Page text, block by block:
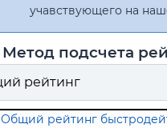
учавствующего на
Метод подсчета
Общий рейтинг